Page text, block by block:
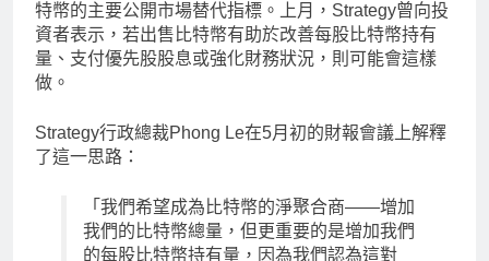
特幣的主要公開市場替代指標。上月，Strategy曾向投
資者表示，若出售比特幣有助於改善每股比特幣持有
量、支付優先股股息或強化財務狀況，則可能會這樣
做。
Strategy行政總裁Phong Le在5月初的財報會議上解釋
了這一思路：
「我們希望成為比特幣的淨聚合商——增加
我們的比特幣總量，但更重要的是增加我們
的每股比特幣持有量，因為我們認為這對